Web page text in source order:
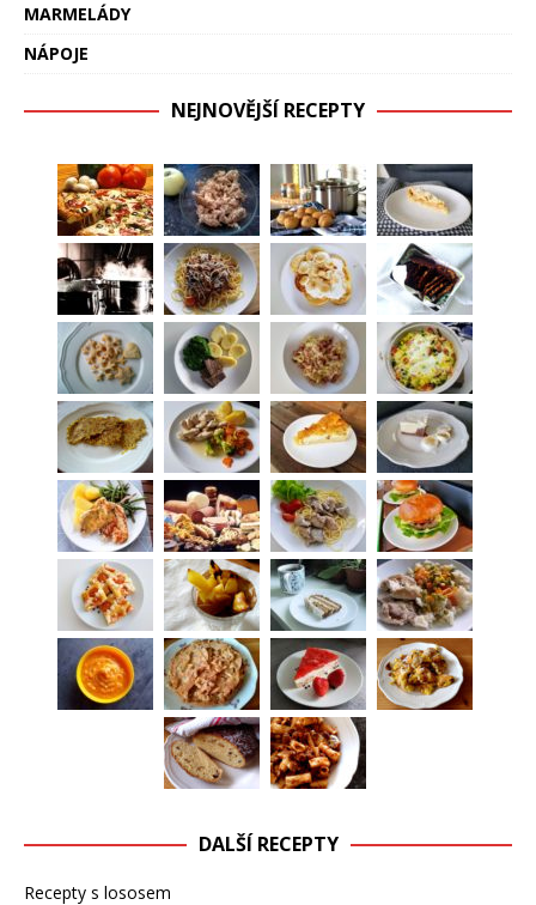
MARMELÁDY
NÁPOJE
NEJNOVĚJŠÍ RECEPTY
DALŠÍ RECEPTY
Recepty s lososem